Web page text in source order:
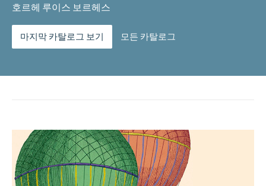
호르헤 루이스 보르헤스
마지막 카탈로그 보기 모든 카탈로그